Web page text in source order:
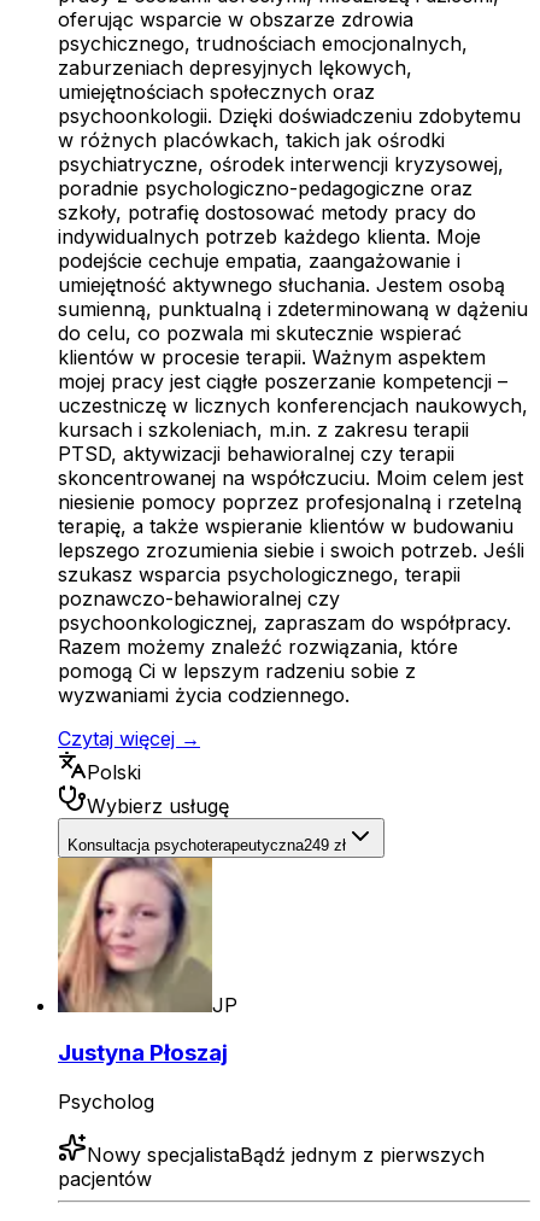
oferując wsparcie w obszarze zdrowia
psychicznego, trudnościach emocjonalnych,
zaburzeniach depresyjnych lękowych,
umiejętnościach społecznych oraz
psychoonkologii. Dzięki doświadczeniu zdobytemu
w różnych placówkach, takich jak ośrodki
psychiatryczne, ośrodek interwencji kryzysowej,
poradnie psychologiczno-pedagogiczne oraz
szkoły, potrafię dostosować metody pracy do
indywidualnych potrzeb każdego klienta. Moje
podejście cechuje empatia, zaangażowanie i
umiejętność aktywnego słuchania. Jestem osobą
sumienną, punktualną i zdeterminowaną w dążeniu
do celu, co pozwala mi skutecznie wspierać
klientów w procesie terapii. Ważnym aspektem
mojej pracy jest ciągłe poszerzanie kompetencji –
uczestniczę w licznych konferencjach naukowych,
kursach i szkoleniach, m.in. z zakresu terapii
PTSD, aktywizacji behawioralnej czy terapii
skoncentrowanej na współczuciu. Moim celem jest
niesienie pomocy poprzez profesjonalną i rzetelną
terapię, a także wspieranie klientów w budowaniu
lepszego zrozumienia siebie i swoich potrzeb. Jeśli
szukasz wsparcia psychologicznego, terapii
poznawczo-behawioralnej czy
psychoonkologicznej, zapraszam do współpracy.
Razem możemy znaleźć rozwiązania, które
pomogą Ci w lepszym radzeniu sobie z
wyzwaniami życia codziennego.
Czytaj więcej →
Polski
Wybierz usługę
Konsultacja psychoterapeutyczna249 zł
JP
Justyna Płoszaj
Psycholog
Nowy specjalistaBądź jednym z pierwszych
pacjentów